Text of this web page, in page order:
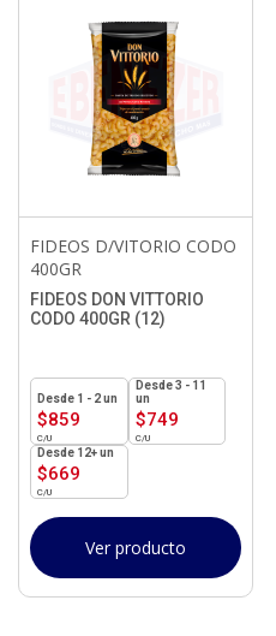
FIDEOS D/VITORIO CODO
400GR
FIDEOS DON VITTORIO
CODO 400GR (12)
$859
1 - 2un
$749
3 - 11
un
$669
12+ un
Ver producto